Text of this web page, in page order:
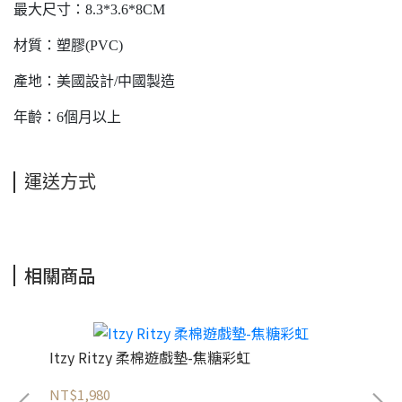
最大尺寸：8.3*3.6*8CM
材質：塑膠(PVC)
產地：美國設計/中國製造
年齡：6個月以上
運送方式
相關商品
Itzy Ritzy 柔棉遊戲墊-焦糖彩虹
NT$1,980 NT$450